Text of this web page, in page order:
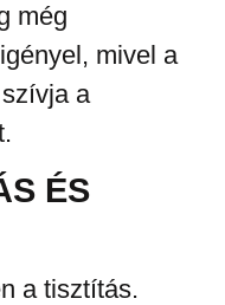
még
mivel a
a
ÉS
a tisztítás.